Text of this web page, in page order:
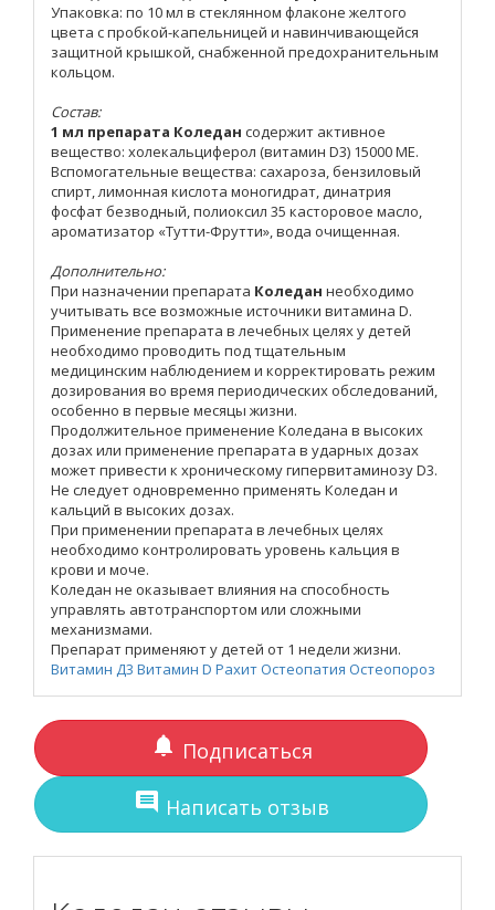
Упаковка: по 10 мл в стеклянном флаконе желтого
цвета с пробкой-капельницей и навинчивающейся
защитной крышкой, снабженной предохранительным
кольцом.
Состав:
1 мл препарата Коледан содержит активное
вещество: холекальциферол (витамин D3) 15000 МЕ.
Вспомогательные вещества: сахароза, бензиловый
спирт, лимонная кислота моногидрат, динатрия
фосфат безводный, полиоксил 35 касторовое масло,
ароматизатор «Тутти-Фрутти», вода очищенная.
Дополнительно:
При назначении препарата Коледан необходимо
учитывать все возможные источники витамина D.
Применение препарата в лечебных целях у детей
необходимо проводить под тщательным
медицинским наблюдением и корректировать режим
дозирования во время периодических обследований,
особенно в первые месяцы жизни.
Продолжительное применение Коледана в высоких
дозах или применение препарата в ударных дозах
может привести к хроническому гипервитаминозу D3.
Не следует одновременно применять Коледан и
кальций в высоких дозах.
При применении препарата в лечебных целях
необходимо контролировать уровень кальция в
крови и моче.
Коледан не оказывает влияния на способность
управлять автотранспортом или сложными
механизмами.
Препарат применяют у детей от 1 недели жизни.
Витамин Д3 Витамин D РахитОстеопатия Остеопороз
notifications Подписаться
comment Написать отзыв